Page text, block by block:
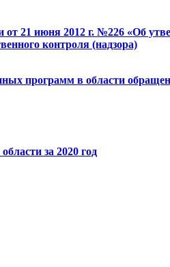
21 июня 2012 г. №226 «Об
контроля (надзора)
программ в области
за 2020 год